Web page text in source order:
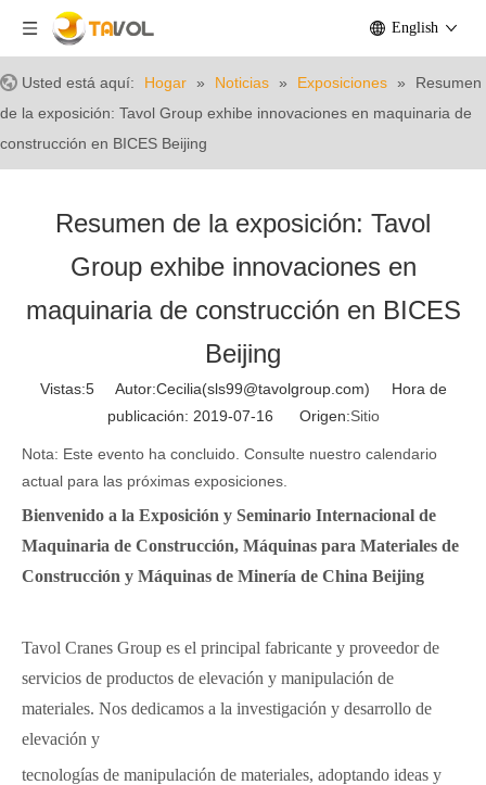
English
Usted está aquí: Hogar » Noticias » Exposiciones »
Resumen
de la exposición: Tavol Group exhibe innovaciones en maquinaria de
construcción en BICES Beijing
Resumen de la exposición: Tavol
Group exhibe innovaciones en
maquinaria de construcción en BICES
Beijing
Vistas:5Autor:Cecilia(sls99@tavolgroup.com) Hora de
publicación: 2019-07-16 Origen:Sitio
Nota: Este evento ha concluido. Consulte nuestro calendario
actual para las próximas exposiciones.
Bienvenido a la Exposición y Seminario Internacional de
Maquinaria de Construcción, Máquinas para Materiales de
Construcción y Máquinas de Minería de China Beijing
Tavol Cranes Group es el principal fabricante y proveedor de
servicios de productos de elevación y manipulación de
materiales. Nos dedicamos a la investigación y desarrollo de
elevación y
tecnologías de manipulación de materiales, adoptando ideas y